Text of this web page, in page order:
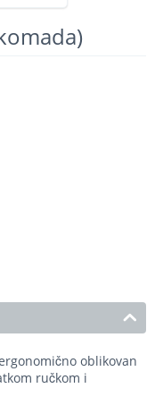
oblikovan
ručkom i